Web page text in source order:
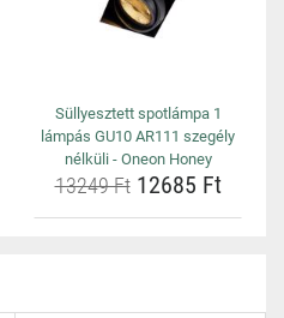
Süllyesztett spotlámpa 1
lámpás GU10 AR111 szegély
nélküli - Oneon Honey
13249 Ft12685 Ft